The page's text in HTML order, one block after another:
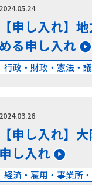
2024.05.24
【申し入れ】
める申し入れ
行政・財政・憲法・
2024.03.26
【申し入れ】
申し入れ
経済・雇用・事業所